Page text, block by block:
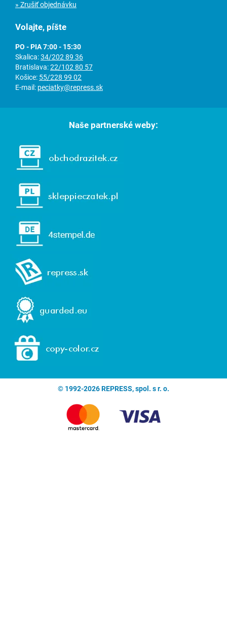
» Zrušiť objednávku
Volajte, píšte
PO - PIA 7:00 - 15:30
Skalica:34/202 89 36
Bratislava:22/102 80 57
Košice: 55/228 99 02
E-mail: peciatky@repress.sk
Naše partnerské weby:
© 1992-2026 REPRESS, spol. s r. o.